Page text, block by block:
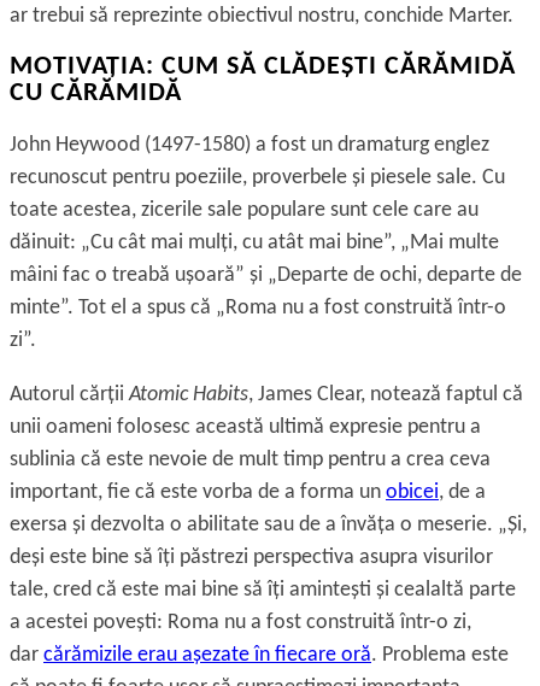
ar trebui să reprezinte obiectivul nostru, conchide Marter.
MOTIVAŢIA: CUM SĂ CLĂDEȘTI CĂRĂMIDĂ
CU CĂRĂMIDĂ
John Heywood (1497-1580) a fost un dramaturg englez
recunoscut pentru poeziile, proverbele și piesele sale. Cu
toate acestea, zicerile sale populare sunt cele care au
dăinuit: „Cu cât mai mulţi, cu atât mai bine”, „Mai multe
mâini fac o treabă ușoară” și „Departe de ochi, departe de
minte”. Tot el a spus că „Roma nu a fost construită într-o
zi”.
Autorul cărţiiAtomic Habits, James Clear, notează faptul că
unii oameni folosesc această ultimă expresie pentru a
sublinia că este nevoie de mult timp pentru a crea ceva
important, fie că este vorba de a forma un obicei, de a
exersa și dezvolta o abilitate sau de a învăţa o meserie. „Și,
deși este bine să îţi păstrezi perspectiva asupra visurilor
tale, cred că este mai bine să îţi amintești și cealaltă parte
a acestei povești: Roma nu a fost construită într-o zi,
dar cărămizile erau așezate în fiecare oră. Problema este